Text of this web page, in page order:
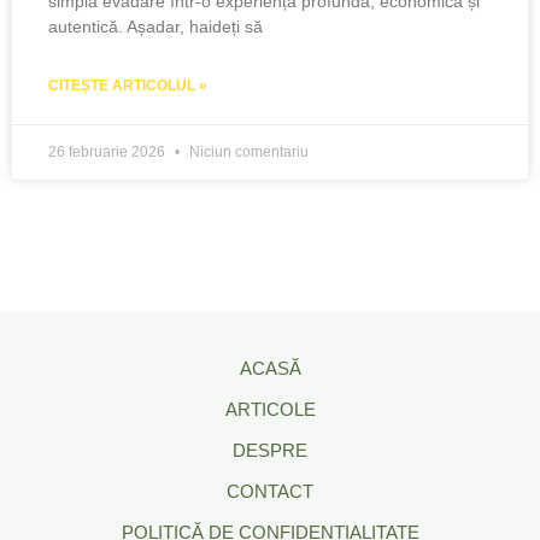
autentică. Așadar, haideți să
CITEȘTE ARTICOLUL »
26 februarie 2026 Niciun comentariu
ACASĂ
ARTICOLE
DESPRE
CONTACT
POLITICĂ DE CONFIDENȚIALITATE